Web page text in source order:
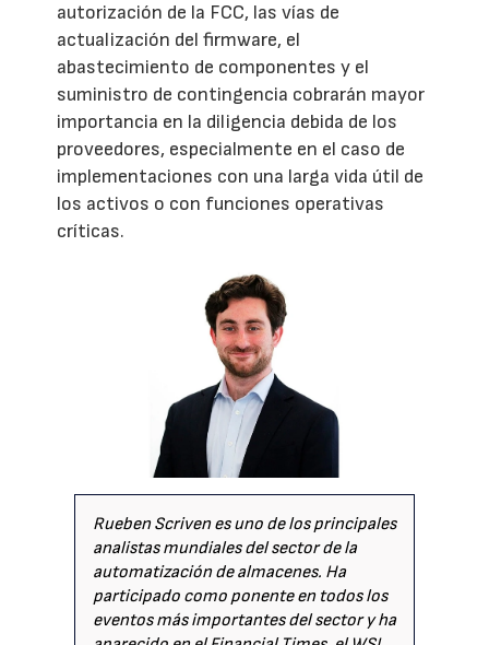
autorización de la FCC, las vías de
actualización del firmware, el
abastecimiento de componentes y el
suministro de contingencia cobrarán mayor
importancia en la diligencia debida de los
proveedores, especialmente en el caso de
implementaciones con una larga vida útil de
los activos o con funciones operativas
críticas.
Rueben Scriven es uno de los principales
analistas mundiales del sector de la
automatización de almacenes. Ha
participado como ponente en todos los
eventos más importantes del sector y ha